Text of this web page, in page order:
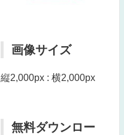
画像サイズ
縦2,000px : 横2,000px
無料ダウンロー